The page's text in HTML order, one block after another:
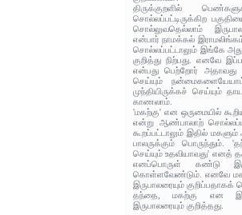
திருக்குறளில்
சொல்லப்பட்டிருக்கிற
சொல்லுவதெல்லாம்
என்பார் நாமக்கல்
சொல்லப்பட்டாலும் இங்கே
குறித்து நிற்பது. எனவே
என்பது பெற்றோர் அதாவது
செய்யும்
முந்தியிருக்கச் செய்யும்
காணலாம்.
'மகற்கு' என ஒருமையில்
என்று ஆண்பாலாற்
கூறப்பட்டாலும் இதில்
பாலருக்கும் பொருந்தும்.
செய்யும் உதவியாவது'
எனப்பொருள் கண்டு
கொள்ளவேண்டும். எனவே
இருபாலரையும்
தந்தை, மகற்கு என
இருபாலரையும் குறித்தது.